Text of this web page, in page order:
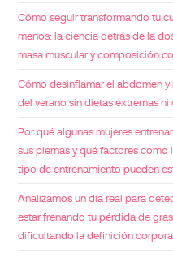
Cómo seguir transformando tu
menos: la ciencia detrás de la
masa muscular y composición
Cómo desinflamar el abdomen
del verano sin dietas extremas
Por qué algunas mujeres
sus piernas y qué factores como
tipo de entrenamiento pueden
Analizamos un día real para
estar frenando tu pérdida de
dificultando la definición